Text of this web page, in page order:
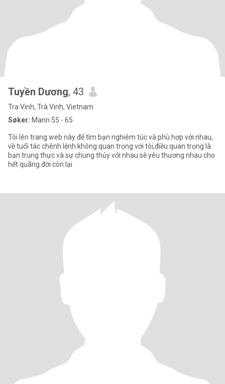
Tuyền Dương, 43
Tra Vinh, Trà Vinh, Vietnam
Søker: Mann 55 - 65
Tôi lên trang web này để tìm bạn nghiêm túc và phù hợp với nhau,
về tuổi tác chênh lệnh không quan trọng với tôi,điều quan trọng là
bạn trung thực và sự chung thủy với nhau sẽ yêu thương nhau cho
hết quãng đời còn lại